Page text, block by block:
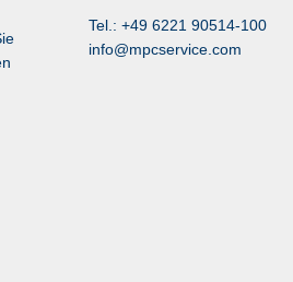
Tel.: +49 6221 90514-100
info@mpcservice.com